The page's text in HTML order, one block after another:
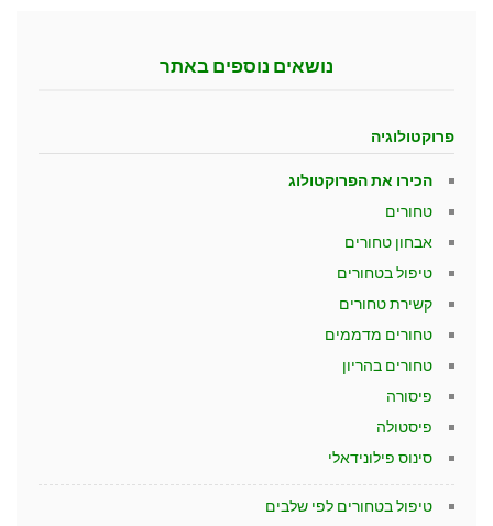
נושאים נוספים באתר
פרוקטולוגיה
הכירו את הפרוקטולוג
טחורים
אבחון טחורים
טיפול בטחורים
קשירת טחורים
טחורים מדממים
טחורים בהריון
פיסורה
פיסטולה
סינוס פילונידאלי
טיפול בטחורים לפי שלבים